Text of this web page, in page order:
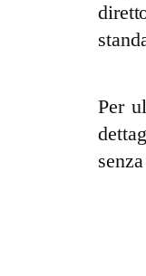
Per